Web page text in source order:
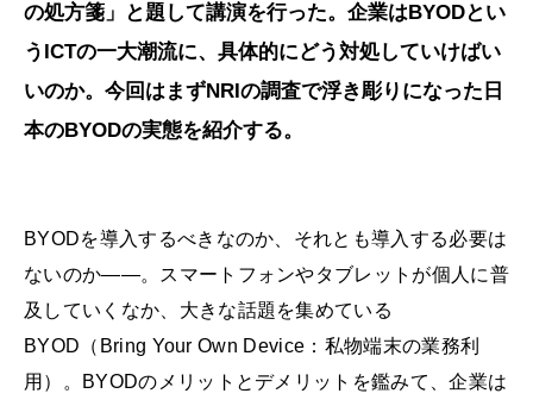
の処方箋」と題して講演を行った。企業はBYODとい
うICTの一大潮流に、具体的にどう対処していけばい
いのか。今回はまずNRIの調査で浮き彫りになった日
本のBYODの実態を紹介する。
BYODを導入するべきなのか、それとも導入する必要は
ないのか――。スマートフォンやタブレットが個人に普
及していくなか、大きな話題を集めている
BYOD（Bring Your Own Device：私物端末の業務利
用）。BYODのメリットとデメリットを鑑みて、企業は